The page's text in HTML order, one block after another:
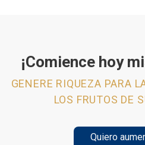
¡Comience hoy
GENERE RIQUEZA PARA
LOS FRUTOS DE
Quiero